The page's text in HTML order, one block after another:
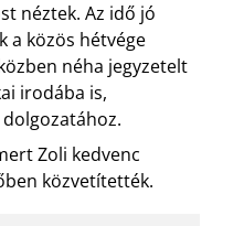
néztek. Az idő jó
a közös hétvége
néha jegyzetelt
irodába is,
Zoli kedvenc
közvetítették.